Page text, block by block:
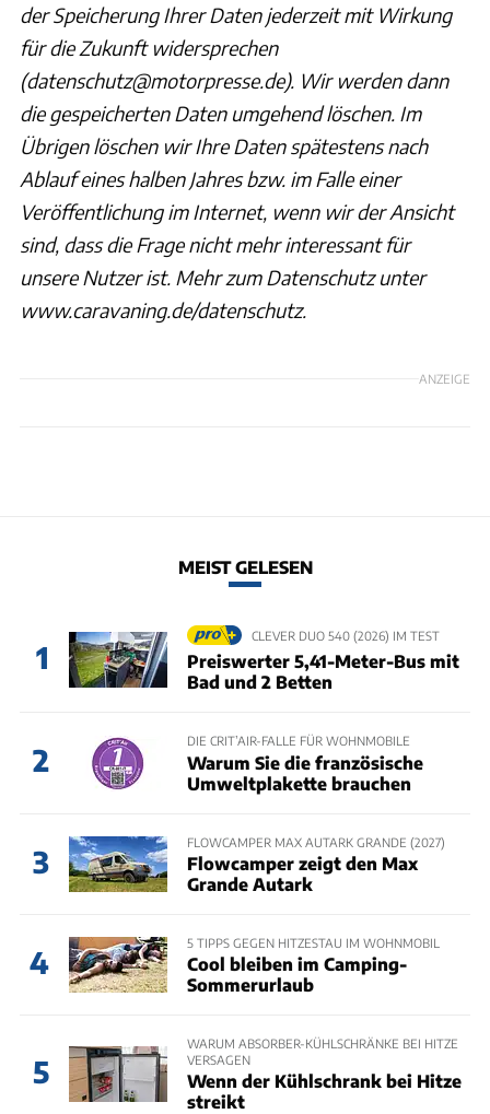
der Speicherung Ihrer Daten jederzeit mit Wirkung
für die Zukunft widersprechen
(datenschutz@motorpresse.de). Wir werden dann
die gespeicherten Daten umgehend löschen. Im
Übrigen löschen wir Ihre Daten spätestens nach
Ablauf eines halben Jahres bzw. im Falle einer
Veröffentlichung im Internet, wenn wir der Ansicht
sind, dass die Frage nicht mehr interessant für
unsere Nutzer ist. Mehr zum Datenschutz unter
www.caravaning.de/datenschutz.
ANZEIGE
MEIST GELESEN
1
CLEVER DUO 540 (2026) IM TEST
Preiswerter 5,41-Meter-Bus mit
Bad und 2 Betten
2
DIE CRIT’AIR-FALLE FÜR WOHNMOBILE
Warum Sie die französische
Umweltplakette brauchen
3
FLOWCAMPER MAX AUTARK GRANDE (2027)
Flowcamper zeigt den Max
Grande Autark
4
5 TIPPS GEGEN HITZESTAU IM WOHNMOBIL
Cool bleiben im Camping-
Sommerurlaub
5
WARUM ABSORBER-KÜHLSCHRÄNKE BEI HITZE
VERSAGEN
Wenn der Kühlschrank bei Hitze
streikt